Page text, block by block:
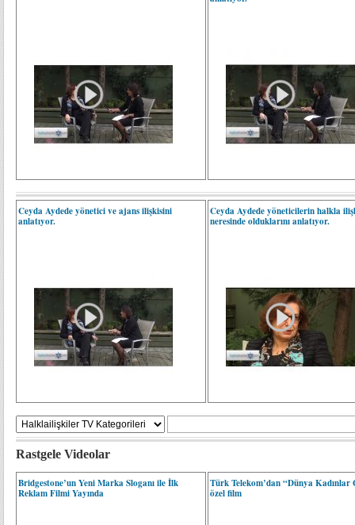
Ceyda Aydede yönetici ve ajans ilişkisini
anlatıyor.
Ceyda Aydede yöneticilerin halkla
neresinde olduklarını anlatıyor.
Rastgele Videolar
Bridgestone’un Yeni Marka Sloganı ile İlk
Reklam Filmi Yayında
Türk Telekom’dan “Dünya Kadınlar
özel film